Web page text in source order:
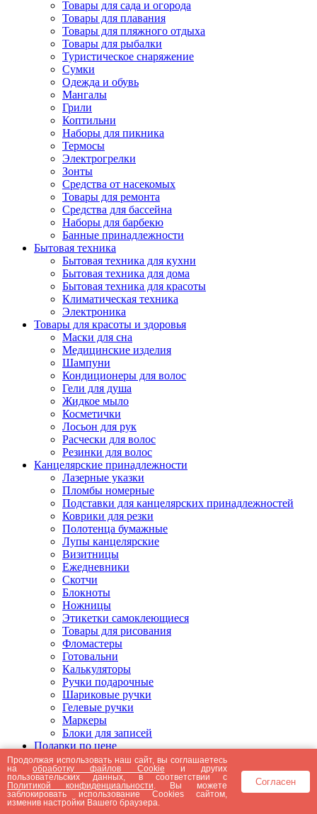
Товары для сада и огорода
Товары для плавания
Товары для пляжного отдыха
Товары для рыбалки
Туристическое снаряжение
Сумки
Одежда и обувь
Мангалы
Грили
Коптильни
Наборы для пикника
Термосы
Электрогрелки
Зонты
Средства от насекомых
Товары для ремонта
Средства для бассейна
Наборы для барбекю
Банные принадлежности
Бытовая техника
Бытовая техника для кухни
Бытовая техника для дома
Бытовая техника для красоты
Климатическая техника
Электроника
Товары для красоты и здоровья
Маски для сна
Медицинские изделия
Шампуни
Кондиционеры для волос
Гели для душа
Жидкое мыло
Косметички
Лосьон для рук
Расчески для волос
Резинки для волос
Канцелярские принадлежности
Лазерные указки
Пломбы номерные
Подставки для канцелярских принадлежностей
Коврики для резки
Полотенца бумажные
Лупы канцелярские
Визитницы
Ежедневники
Скотчи
Блокноты
Ножницы
Этикетки самоклеющиеся
Товары для рисования
Фломастеры
Готовальни
Калькуляторы
Ручки подарочные
Шариковые ручки
Гелевые ручки
Маркеры
Блоки для записей
Подарки по цене
Подарки от 5000 рублей
Подарки до 5000 рублей
Подарки до 3000 рублей
Подарки до 2000 рублей
Подарки до 1000 рублей
Продолжая использовать наш сайт, вы соглашаетесь
наобработку файлов Cookie и других
пользовательских данных, в соответствии с
Политикой конфиденциальности . Вы можете
заблокировать использование Cookies сайтом,
изменив настройки Вашего браузера.
Согласен